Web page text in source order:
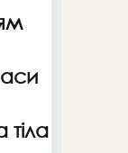
тіла